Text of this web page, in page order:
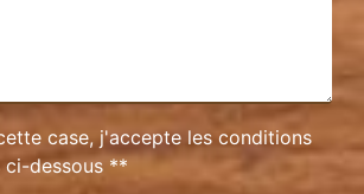
case, j'accepte les conditions
ci-dessous **